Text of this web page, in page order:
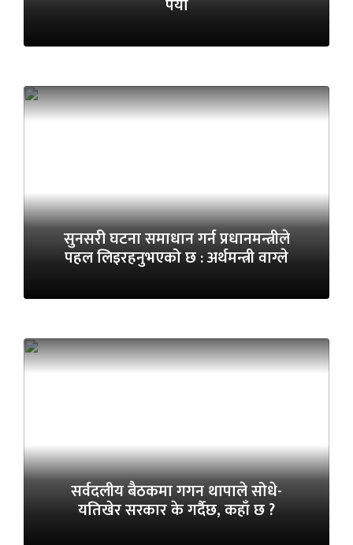
सुनसरी घटना समाधान गर्न प्रधानमन्त्रीले
पहल लिइरहनुभएको छ : अर्थमन्त्री वाग्ले
सर्वदलीय बैठकमा गगन थापाले सोधे-
यतिखेर सरकार के गर्दैछ, कहाँ छ ?